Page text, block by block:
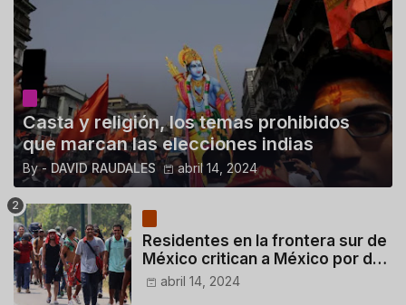
Casta y religión, los temas prohibidos
que marcan las elecciones indias
By - DAVID RAUDALES abril 14, 2024
Residentes en la frontera sur de
México critican a México por dar
110 dólares a migrantes
deportados
abril 14, 2024